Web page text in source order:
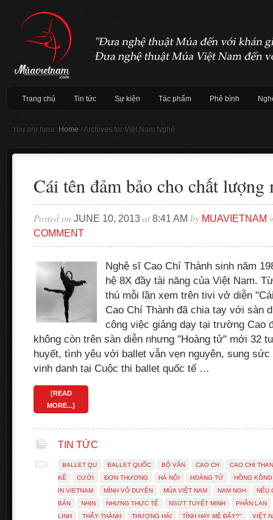
Trang chủ Tin tức Sự kiện Tác phẩm Phê bình
You are here: Home /Archives for Việt Nam Nghệ
Cái tên đảm bảo cho chất
Posted on JUNE 10, 2013 at8:41 AM by MUAVIETNAM
COMMENT
Nghệ sĩ Cao Chí Thành sinh năm
hệ 8X đầy tài năng của Việt Nam.
thú mỗi lần xem trên tivi vở diễn
Cao Chí Thành đã chia tay với sàn
công việc giảng dạy tại trường Cao
không còn trên sàn diễn nhưng "Hoàng tử" mới 32
huyết, tình yêu với ballet vẫn vẹn nguyên, sung
vinh danh tại Cuộc thi ballet quốc tế …
[READ
MORE...]
TIN TỨC
BALLET QU BALLET QUỐC BỘ VĂN CAO CH
CAO CHI
KỂ
CƯỜI ĐƠN THƯƠNG HÀ NỘI HOÀNG TỬ
HỒNG KÔNG
IN VIETNAM
MÌNH VÔ DUYÊN MÚA VIỆT NAM NAM NGH
NẾU
BẢN
NHỊN NHƯNG THỰC TẾ NSƯT TUYẾT MINH
PHẦN LAN
LINH
THẤY THÀNH THƯỢNG HẢI TỈNH HAY MÊ ĐÂY?"
VIỆT